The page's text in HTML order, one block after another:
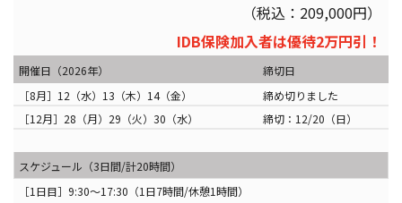
（税込：209,000円）
IDB保険加入者は優待2万円引！
開催日（2026年）
締切日
［8月］12（水）13（木）14（金）
締め切りました
［12月］28（月）29（火）30（水）
締切：12/20（日）
スケジュール（3日間/計20時間）
［1日目］9:30〜17:30（1日7時間/休憩1時間）